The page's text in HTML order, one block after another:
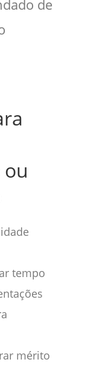
de
tempo
mérito